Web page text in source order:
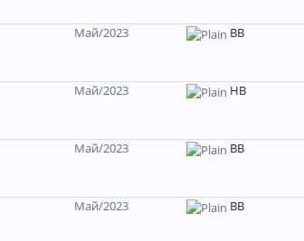
Май/2023 ВВ
Май/2023 HB
Май/2023 ВВ
Май/2023 ВВ